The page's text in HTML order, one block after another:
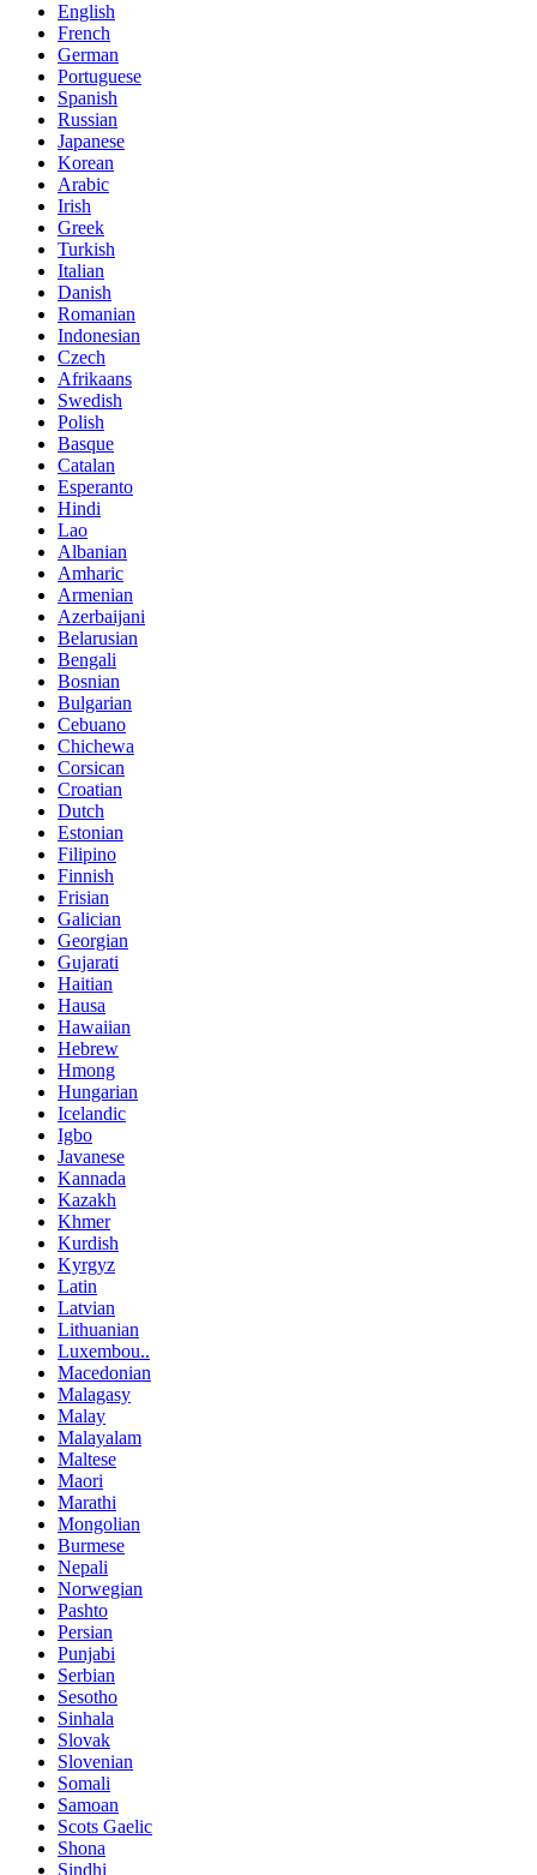
English
French
German
Portuguese
Spanish
Russian
Japanese
Korean
Arabic
Irish
Greek
Turkish
Italian
Danish
Romanian
Indonesian
Czech
Afrikaans
Swedish
Polish
Basque
Catalan
Esperanto
Hindi
Lao
Albanian
Amharic
Armenian
Azerbaijani
Belarusian
Bengali
Bosnian
Bulgarian
Cebuano
Chichewa
Corsican
Croatian
Dutch
Estonian
Filipino
Finnish
Frisian
Galician
Georgian
Gujarati
Haitian
Hausa
Hawaiian
Hebrew
Hmong
Hungarian
Icelandic
Igbo
Javanese
Kannada
Kazakh
Khmer
Kurdish
Kyrgyz
Latin
Latvian
Lithuanian
Luxembou..
Macedonian
Malagasy
Malay
Malayalam
Maltese
Maori
Marathi
Mongolian
Burmese
Nepali
Norwegian
Pashto
Persian
Punjabi
Serbian
Sesotho
Sinhala
Slovak
Slovenian
Somali
Samoan
Scots Gaelic
Shona
Sindhi